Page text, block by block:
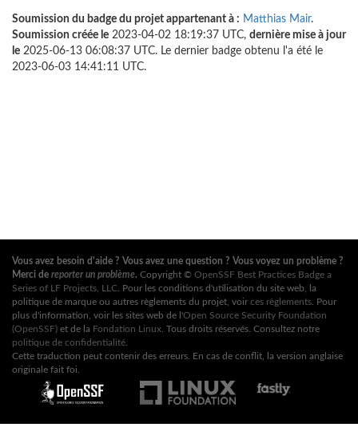
Soumission du badge du projet appartenant à : Matthias Mair.
Soumission créée le 2023-04-02 18:19:37 UTC, dernière mise à jour
le 2025-06-13 06:08:37 UTC. Le dernier badge obtenu l'a été le
2023-06-03 14:41:11 UTC.
Vous avez besoin d'aide ? Vous avez une question ? Vous voyez un problème ?
Merci de reporter un problème. Copyright © OpenSSF Best Practices Badge a
Series of LF Projects, LLC . Pour les conditions d'utilisation du site web, la
politique de marque ou autres règlements du projet, voir ces règlements . Pour
plus d'information, voir les sites web de l'Open Source Security Foundation
(OpenSSF) et de la Fondation Linux . Tous droits réservés. Consultez notre
politique de confidentialité
Cette traduction peut contenir des erreurs. En cas de conflit, la version anglaise
originale fait foi.